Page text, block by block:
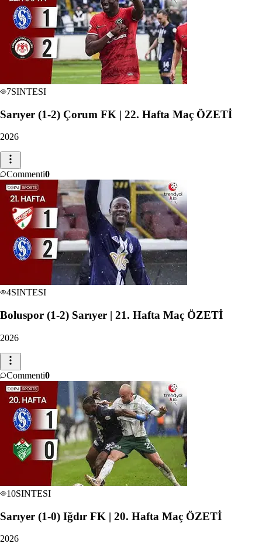
7SINTESI
Sarıyer (1-2) Çorum FK | 22. Hafta Maç ÖZETİ
2026
Commenti0
4SINTESI
Boluspor (1-2) Sarıyer | 21. Hafta Maç ÖZETİ
2026
Commenti0
10SINTESI
Sarıyer (1-0) Iğdır FK | 20. Hafta Maç ÖZETİ
2026